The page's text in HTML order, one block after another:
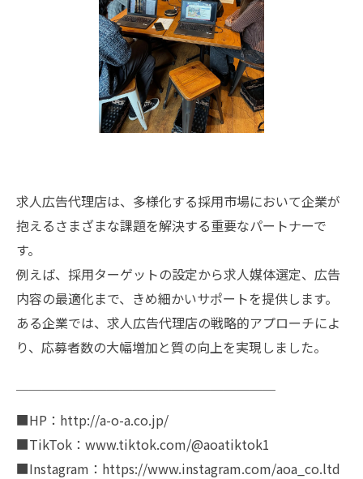
求人広告代理店は、多様化する採用市場において企業が
抱えるさまざまな課題を解決する重要なパートナーで
す。
例えば、採用ターゲットの設定から求人媒体選定、広告
内容の最適化まで、きめ細かいサポートを提供します。
ある企業では、求人広告代理店の戦略的アプローチによ
り、応募者数の大幅増加と質の向上を実現しました。
￣￣￣￣￣￣￣￣￣￣￣￣￣￣￣￣￣￣￣￣
■HP：http://a-o-a.co.jp/
■TikTok：www.tiktok.com/@aoatiktok1
■Instagram：https://www.instagram.com/aoa_co.ltd